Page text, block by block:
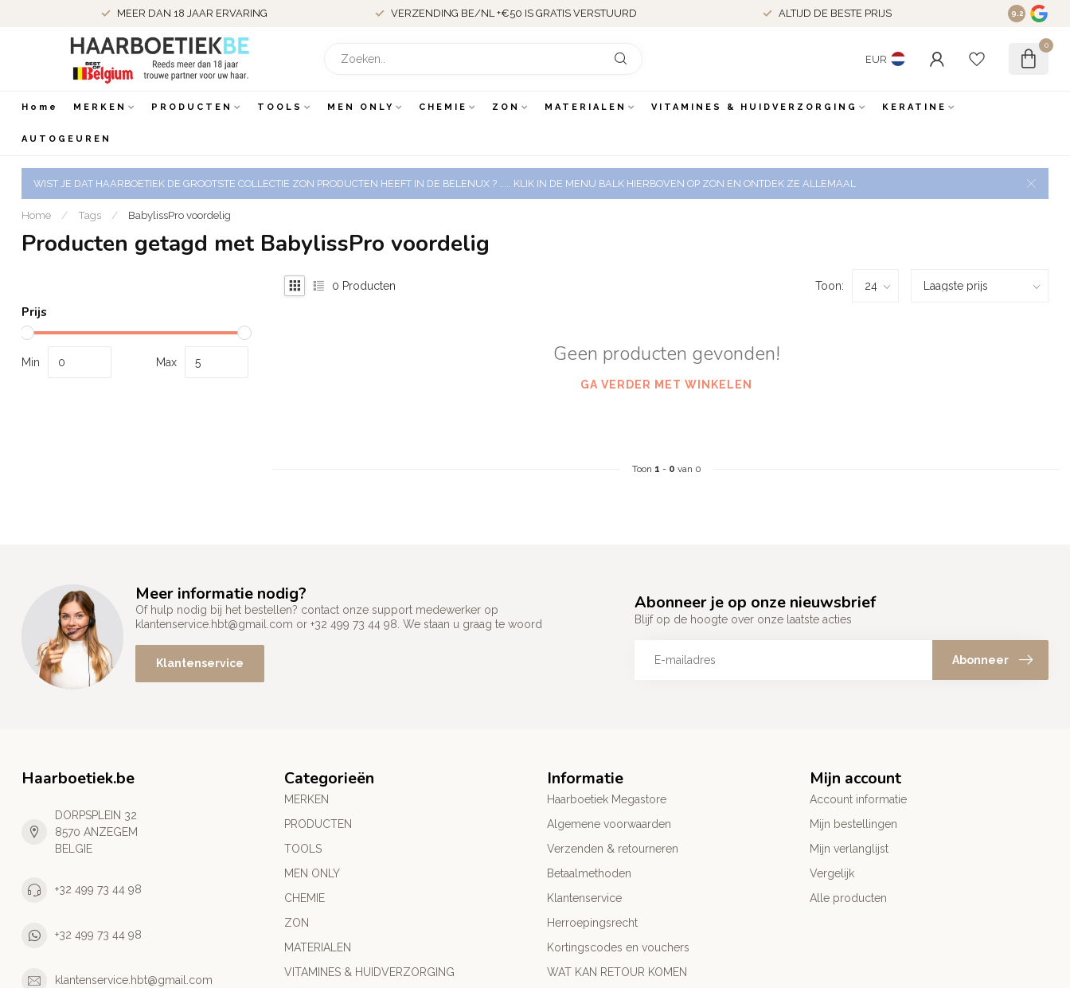
MEER DAN 18 JAAR ERVARING VERZENDING BE/NL +€50 IS GRATIS VERSTUURD ALTIJD DE BESTE PRIJS 9.2
EUR
0
Home MERKEN PRODUCTEN TOOLS MEN ONLY CHEMIE ZON MATERIALEN VITAMINES & HUIDVERZORGING KERATINE
AUTOGEUREN
WIST JE DAT HAARBOETIEK DE GROOTSTE COLLECTIE ZON PRODUCTEN HEEFT IN DE BELENUX ? ..... KLIK IN DE MENU BALK HIERBOVEN OP ZON EN ONTDEK ZE ALLEMAAL
Home / Tags / BabylissPro voordelig
Producten getagd met BabylissPro voordelig
Prijs
Min Max
0 Producten Toon:
Geen producten gevonden!
GA VERDER MET WINKELEN
Toon 1 - 0 van 0
Meer informatie nodig?
Of hulp nodig bij het bestellen? contact onze support medewerker op
klantenservice.hbt@gmail.com or +32 499 73 44 98. We staan u graag te woord
Klantenservice
Abonneer je op onze nieuwsbrief
Blijf op de hoogte over onze laatste acties
Abonneer
Haarboetiek.be
DORPSPLEIN 32
8570 ANZEGEM
BELGIE
+32 499 73 44 98
+32 499 73 44 98
klantenservice.hbt@gmail.com
Categorieën
MERKEN
PRODUCTEN
TOOLS
MEN ONLY
CHEMIE
ZON
MATERIALEN
VITAMINES & HUIDVERZORGING
Informatie
Haarboetiek Megastore
Algemene voorwaarden
Verzenden & retourneren
Betaalmethoden
Klantenservice
Herroepingsrecht
Kortingscodes en vouchers
WAT KAN RETOUR KOMEN
Mijn account
Account informatie
Mijn bestellingen
Mijn verlanglijst
Vergelijk
Alle producten